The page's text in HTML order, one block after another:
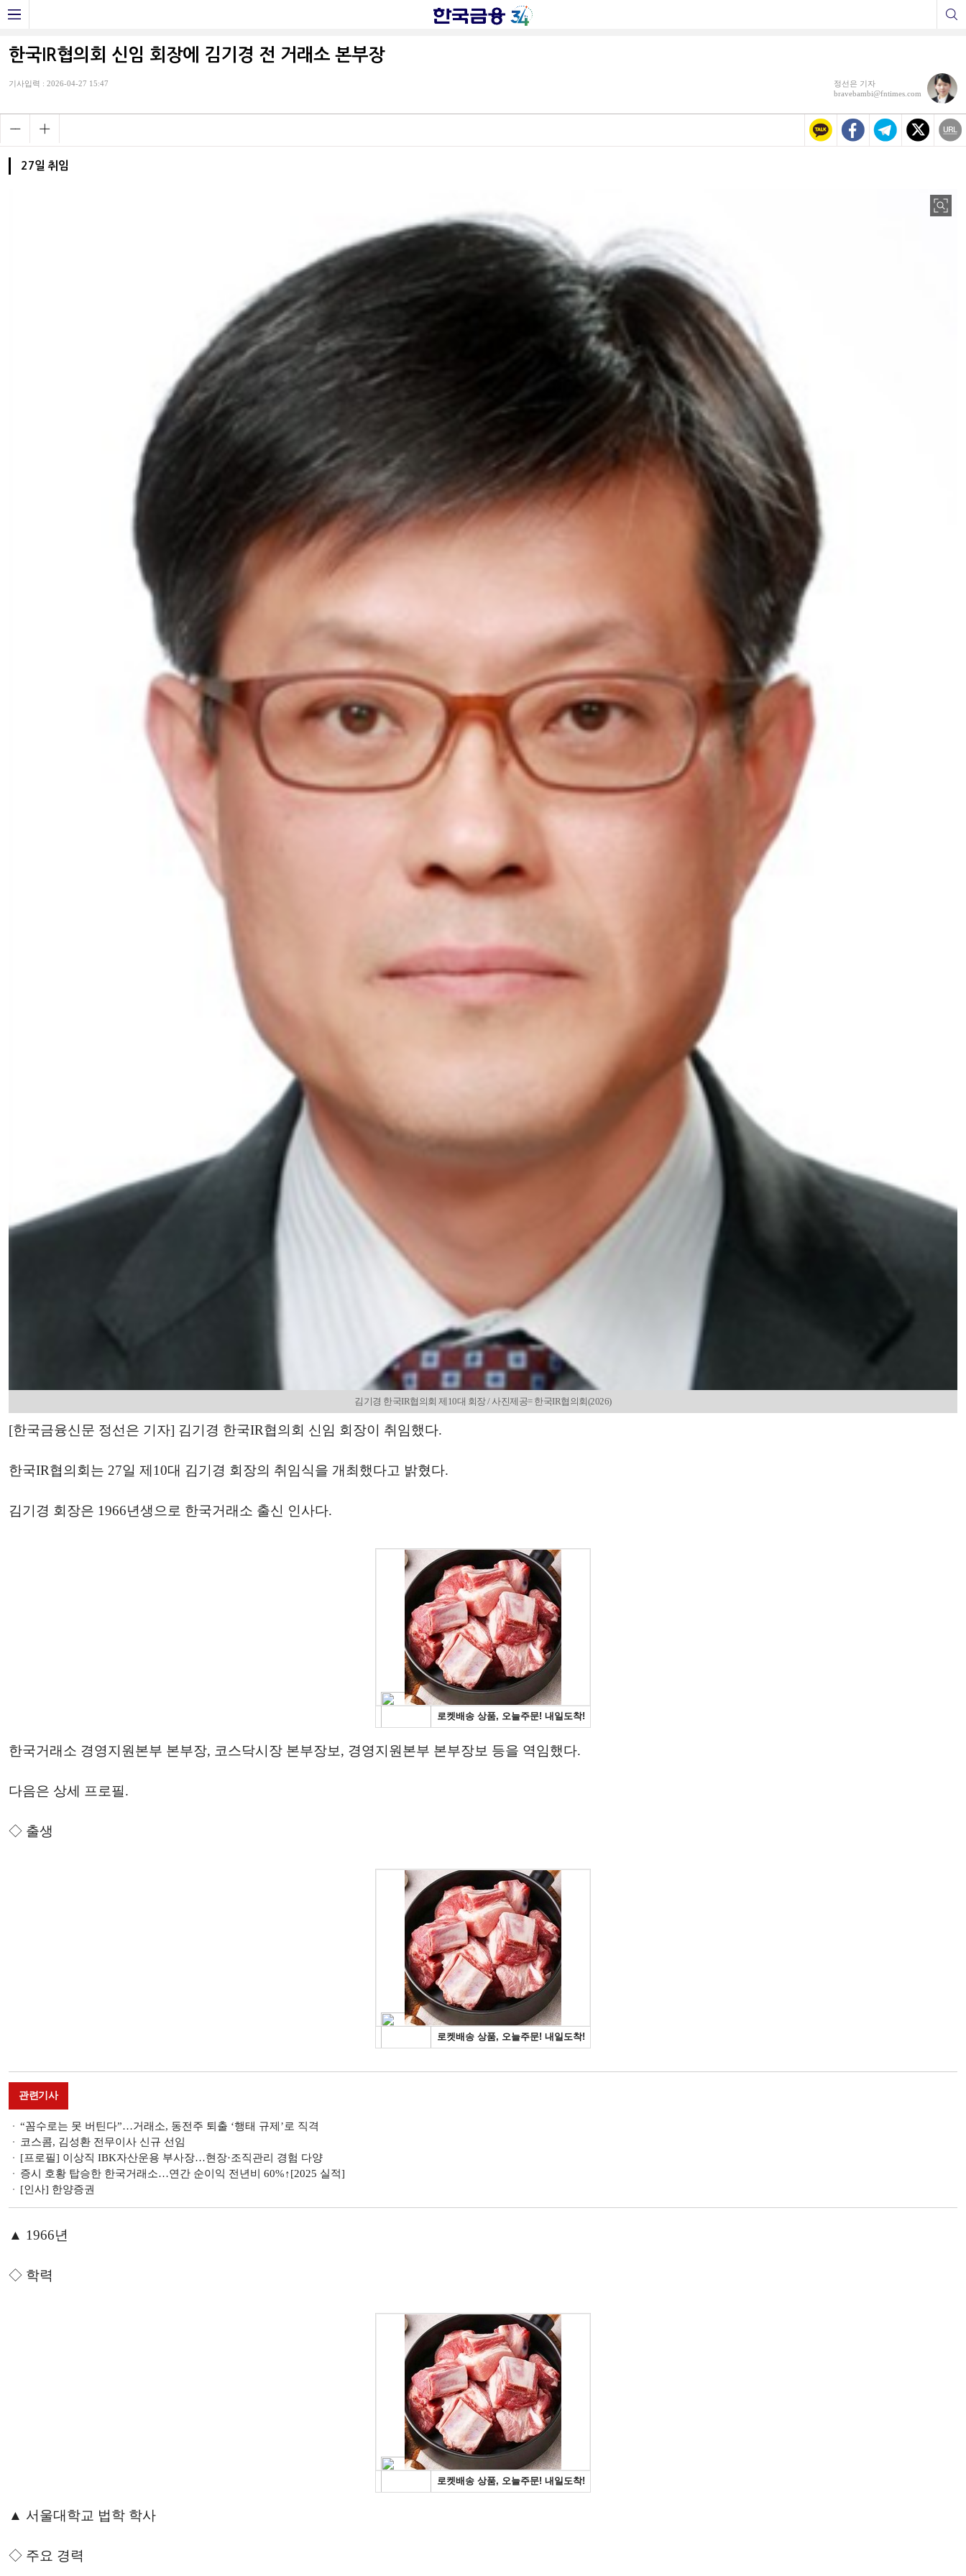
한국IR협의회 신임 회장에 김기경 전 거래소 본부장
기사입력 : 2026-04-27 15:47
정선은 기자
bravebambi@fntimes.com
27일 취임
김기경 한국IR협의회 제10대 회장 / 사진제공= 한국IR협의회(2026)
[한국금융신문 정선은 기자] 김기경 한국IR협의회 신임 회장이 취임했다.
한국IR협의회는 27일 제10대 김기경 회장의 취임식을 개최했다고 밝혔다.
김기경 회장은 1966년생으로 한국거래소 출신 인사다.
한국거래소 경영지원본부 본부장, 코스닥시장 본부장보, 경영지원본부 본부장보 등을 역임했다.
다음은 상세 프로필.
◇ 출생
관련기사
“꼼수로는 못 버틴다”…거래소, 동전주 퇴출 ‘행태 규제’로 직격
코스콤, 김성환 전무이사 신규 선임
[프로필] 이상직 IBK자산운용 부사장…현장·조직관리 경험 다양
증시 호황 탑승한 한국거래소…연간 순이익 전년비 60%↑[2025 실적]
[인사] 한양증권
▲ 1966년
◇ 학력
▲ 서울대학교 법학 학사
◇ 주요 경력